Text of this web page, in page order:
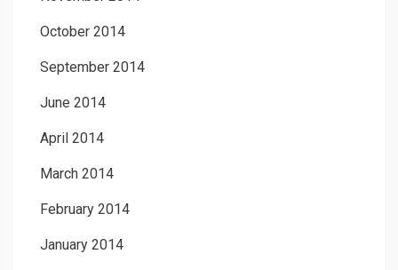
October 2014
September 2014
June 2014
April 2014
March 2014
February 2014
January 2014